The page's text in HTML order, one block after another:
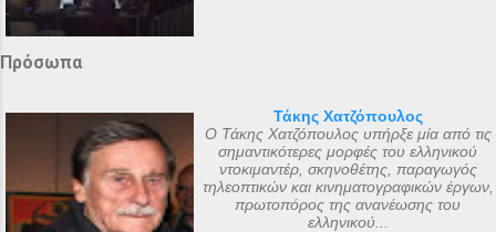
Πρόσωπα
Τάκης Χατζόπουλος
Ο Τάκης Χατζόπουλος υπήρξε μία από τις
σημαντικότερες μορφές του ελληνικού
ντοκιμαντέρ, σκηνοθέτης, παραγωγός
τηλεοπτικών και κινηματογραφικών έργων,
πρωτοπόρος της ανανέωσης του
ελληνικού...